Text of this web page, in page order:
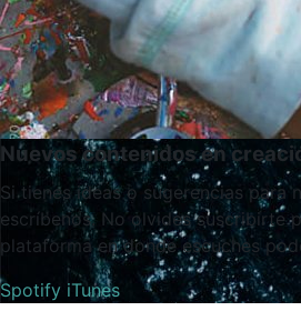
Nuevos contenidos en
Si tienes ideas o sugerencias para
escríbenos. No olvides suscribirte
plataforma en donde escuches
Spotify iTunes